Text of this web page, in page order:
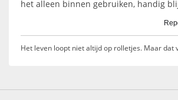
het alleen binnen gebruiken, handig
Het leven loopt niet altijd op rolletjes. Maar dat